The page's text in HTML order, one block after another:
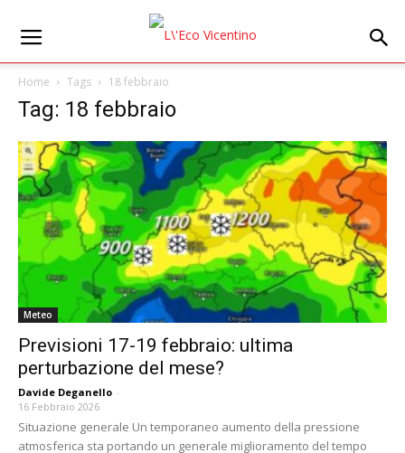
Home Tags 18 febbraio
Tag: 18 febbraio
Meteo
Previsioni 17-19 febbraio: ultima
perturbazione del mese?
Davide Deganello -
16 Febbraio 2026
Situazione generale Un temporaneo aumento della pressione
atmosferica sta portando un generale miglioramento del tempo